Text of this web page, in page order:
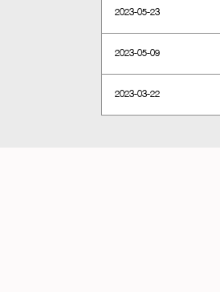
2023-05-23
2023-05-09
2023-03-22